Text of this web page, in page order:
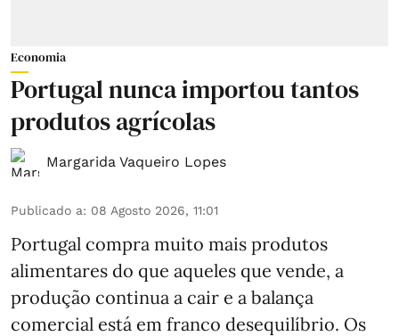
Economia
Portugal nunca importou tantos
produtos agrícolas
Margarida Vaqueiro Lopes
Publicado a: 08 Agosto 2026, 11:01
Portugal compra muito mais produtos
alimentares do que aqueles que vende, a
produção continua a cair e a balança
comercial está em franco desequilíbrio. Os